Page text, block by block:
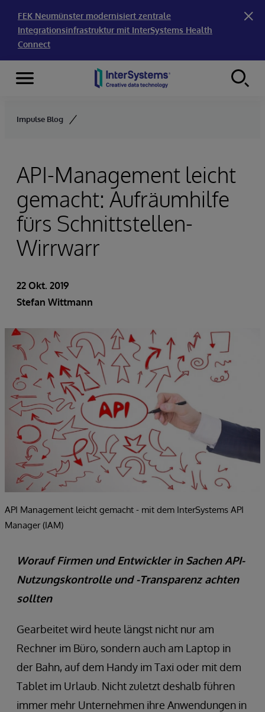
FEK Neumünster modernisiert zentrale
Integrationsinfrastruktur mit InterSystems Health
Connect
Skip to content
Menu
Impulse Blog
API-Management leicht
gemacht: Aufräumhilfe
fürs Schnittstellen-
Wirrwarr
22 Okt. 2019
Stefan Wittmann
API Management leicht gemacht - mit dem InterSystems API
Manager (IAM)
Worauf Firmen und Entwickler in Sachen API-
Nutzungskontrolle und -Transparenz achten
sollten
Gearbeitet wird heute längst nicht nur am
Rechner im Büro, sondern auch am Laptop in
der Bahn, auf dem Handy im Taxi oder mit dem
Tablet im Urlaub. Nicht zuletzt deshalb führen
immer mehr Unternehmen ihre Anwendungen in